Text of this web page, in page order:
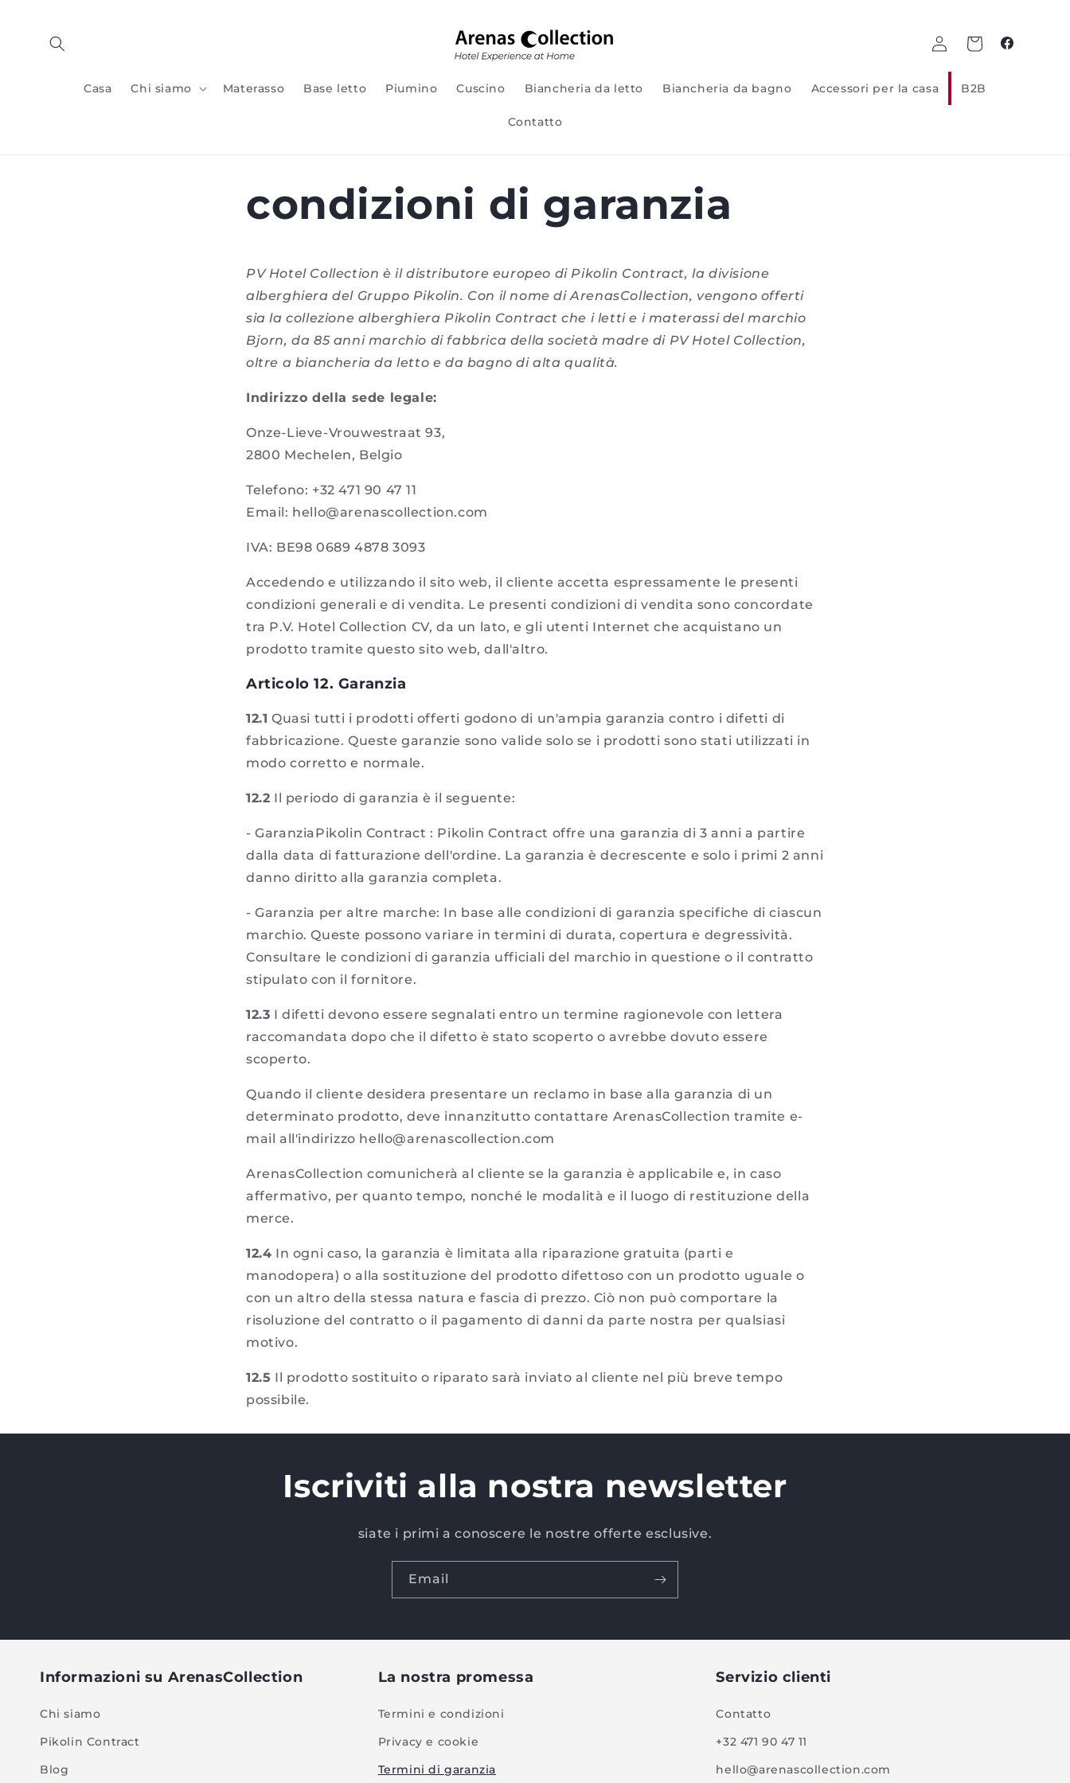
Casa Chi siamo Materasso Base letto Piumino Cuscino Biancheria da letto Biancheria da bagno Accessori per la casa B2B
Contatto
Log
in
Carrello
Facebook
condizioni di garanzia
PV Hotel Collection è il distributore europeo di Pikolin Contract, la divisione
alberghiera del Gruppo Pikolin. Con il nome di ArenasCollection, vengono offerti
sia la collezione alberghiera Pikolin Contract che i letti e i materassi del marchio
Bjorn, da 85 anni marchio di fabbrica della società madre di PV Hotel Collection,
oltre a biancheria da letto e da bagno di alta qualità.
Indirizzo della sede legale:
Onze-Lieve-Vrouwestraat 93,
2800 Mechelen, Belgio
Telefono: +32 471 90 47 11
Email: hello@arenascollection.com
IVA: BE98 0689 4878 3093
Accedendo e utilizzando il sito web, il cliente accetta espressamente le presenti
condizioni generali e di vendita. Le presenti condizioni di vendita sono concordate
tra P.V. Hotel Collection CV, da un lato, e gli utenti Internet che acquistano un
prodotto tramite questo sito web, dall'altro.
Articolo 12. Garanzia
12.1 Quasi tutti i prodotti offerti godono di un'ampia garanzia contro i difetti di
fabbricazione. Queste garanzie sono valide solo se i prodotti sono stati utilizzati in
modo corretto e normale.
12.2 Il periodo di garanzia è il seguente:
-GaranziaPikolin Contract : Pikolin Contract offre una garanzia di 3 anni a partire
dalla data di fatturazione dell'ordine. La garanzia è decrescente e solo i primi 2 anni
danno diritto alla garanzia completa.
-Garanzia per altre marche: In base alle condizioni di garanzia specifiche di ciascun
marchio. Queste possono variare in termini di durata, copertura e degressività.
Consultare le condizioni di garanzia ufficiali del marchio in questione o il contratto
stipulato con il fornitore.
12.3 I difetti devono essere segnalati entro un termine ragionevole con lettera
raccomandata dopo che il difetto è stato scoperto o avrebbe dovuto essere
scoperto.
Quando il cliente desidera presentare un reclamo in base alla garanzia di un
determinato prodotto, deve innanzitutto contattare ArenasCollection tramite e-
mail all'indirizzo hello@arenascollection.com
ArenasCollection comunicherà al cliente se la garanzia è applicabile e, in caso
affermativo, per quanto tempo, nonché le modalità e il luogo di restituzione della
merce.
12.4 In ogni caso, la garanzia è limitata alla riparazione gratuita (parti e
manodopera) o alla sostituzione del prodotto difettoso con un prodotto uguale o
con un altro della stessa natura e fascia di prezzo. Ciò non può comportare la
risoluzione del contratto o il pagamento di danni da parte nostra per qualsiasi
motivo.
12.5 Il prodotto sostituito o riparato sarà inviato al cliente nel più breve tempo
possibile.
Iscriviti alla nostra newsletter
siate i primi a conoscere le nostre offerte esclusive.
Email
Informazioni su ArenasCollection
Chi siamo
Pikolin Contract
Blog
La nostra promessa
Termini e condizioni
Privacy e cookie
Termini di garanzia
Servizio clienti
Contatto
+32 471 90 47 11
hello@arenascollection.com